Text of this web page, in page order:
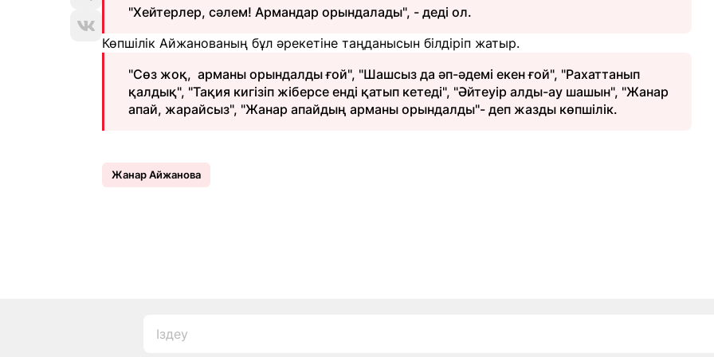
"Хейтерлер, сәлем! Армандар орындалады", - деді ол.
Көпшілік Айжанованың бұл әрекетіне таңданысын білдіріп жатыр.
"Сөз жоқ, арманы орындалды ғой", "Шашсыз да әп-әдемі екен ғой", "Рахаттанып
қалдық", "Тақия кигізіп жіберсе енді қатып кетеді", "Әйтеуір алды-ау шашын", "Жанар
апай, жарайсыз", "Жанар апайдың арманы орындалды"- деп жазды көпшілік.
Жанар Айжанова